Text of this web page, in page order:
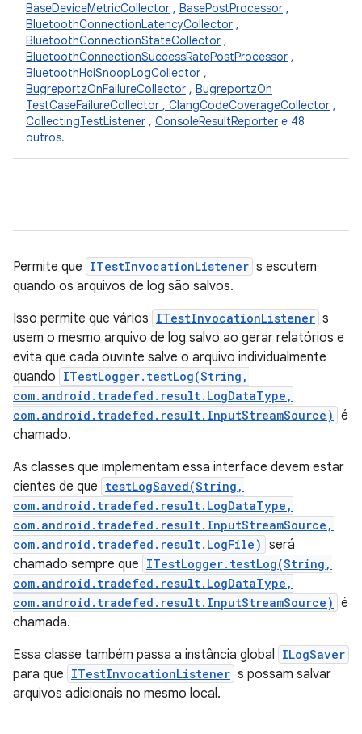
BaseDeviceMetricCollector , BasePostProcessor ,
BluetoothConnectionLatencyCollector ,
BluetoothConnectionStateCollector ,
BluetoothConnectionSuccessRatePostProcessor ,
BluetoothHciSnoopLogCollector ,
BugreportzOnFailureCollector , BugreportzOn
TestCaseFailureCollector , ClangCodeCoverageCollector ,
CollectingTestListener , ConsoleResultReporter e 48
outros.
Permite que ITestInvocationListener s escutem
quando os arquivos de log são salvos.
Isso permite que vários ITestInvocationListener s
usem o mesmo arquivo de log salvo ao gerar relatórios e
evita que cada ouvinte salve o arquivo individualmente
quando ITestLogger.testLog(String,
com.android.tradefed.result.LogDataType,
com.android.tradefed.result.InputStreamSource) é
chamado.
As classes que implementam essa interface devem estar
cientes de que testLogSaved(String,
com.android.tradefed.result.LogDataType,
com.android.tradefed.result.InputStreamSource,
com.android.tradefed.result.LogFile) será
chamado sempre que ITestLogger.testLog(String,
com.android.tradefed.result.LogDataType,
com.android.tradefed.result.InputStreamSource) é
chamada.
Essa classe também passa a instância global ILogSaver
para que ITestInvocationListener s possam salvar
arquivos adicionais no mesmo local.